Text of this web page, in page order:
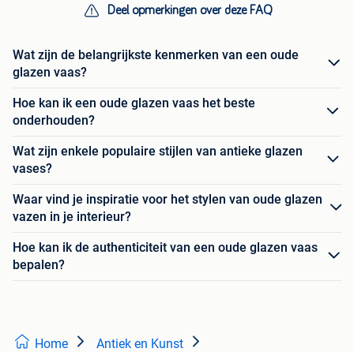
Deel opmerkingen over deze FAQ
Wat zijn de belangrijkste kenmerken van een oude
glazen vaas?
Hoe kan ik een oude glazen vaas het beste
onderhouden?
Wat zijn enkele populaire stijlen van antieke glazen
vases?
Waar vind je inspiratie voor het stylen van oude glazen
vazen in je interieur?
Hoe kan ik de authenticiteit van een oude glazen vaas
bepalen?
Home Antiek en Kunst